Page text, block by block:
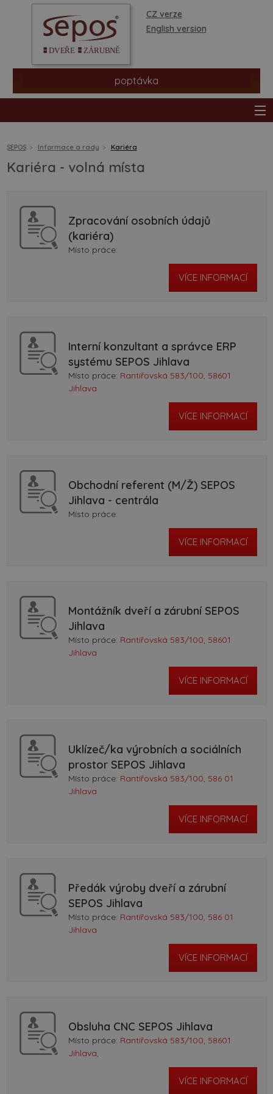
CZ verze
English version
poptávka
prodejní síť
informace a rady
SEPOS Informace a rady Kariéra
Kariéra - volná místa
Zpracování osobních údajů
(kariéra)
Místo práce:
VÍCE INFORMACÍ
Interní konzultant a správce ERP
systému SEPOS Jihlava
Místo práce: Rantířovská 583/100, 58601
Jihlava
VÍCE INFORMACÍ
Obchodní referent (M/Ž) SEPOS
Jihlava - centrála
Místo práce:
VÍCE INFORMACÍ
Montážník dveří a zárubní SEPOS
Jihlava
Místo práce: Rantířovská 583/100, 58601
Jihlava
VÍCE INFORMACÍ
Uklízeč/ka výrobních a sociálních
prostor SEPOS Jihlava
Místo práce: Rantířovská 583/100, 586 01
Jihlava
VÍCE INFORMACÍ
Předák výroby dveří a zárubní
SEPOS Jihlava
Místo práce: Rantířovská 583/100, 586 01
Jihlava
VÍCE INFORMACÍ
Obsluha CNC SEPOS Jihlava
Místo práce: Rantířovská 583/100, 58601
Jihlava,
VÍCE INFORMACÍ